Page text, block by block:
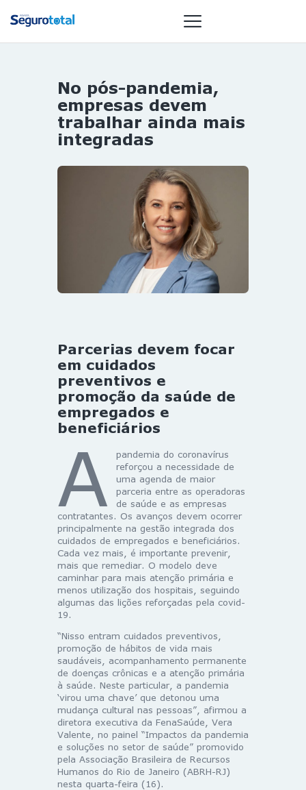
NOTÍCIAS
REVISTA
ESPECIAIS
ST SUMMIT
MULHERES
GESTORAS
HOMEST
HOME
No pós-pandemia,
empresas devem
trabalhar ainda mais
integradas
Parcerias devem focar
em cuidados
preventivos e
promoção da saúde de
empregados e
beneficiários
A
pandemia do coronavírus
reforçou a necessidade de
uma agenda de maior
parceria entre as operadoras
de saúde e as empresas
contratantes. Os avanços devem ocorrer
principalmente na gestão integrada dos
cuidados de empregados e beneficiários.
Cada vez mais, é importante prevenir,
mais que remediar. O modelo deve
caminhar para mais atenção primária e
menos utilização dos hospitais, seguindo
algumas das lições reforçadas pela covid-
19.
“Nisso entram cuidados preventivos,
promoção de hábitos de vida mais
saudáveis, acompanhamento permanente
de doenças crônicas e a atenção primária
à saúde. Neste particular, a pandemia
‘virou uma chave’ que detonou uma
mudança cultural nas pessoas”, afirmou a
diretora executiva da FenaSaúde, Vera
Valente, no painel “Impactos da pandemia
e soluções no setor de saúde” promovido
pela Associação Brasileira de Recursos
Humanos do Rio de Janeiro (ABRH-RJ)
nesta quarta-feira (16).